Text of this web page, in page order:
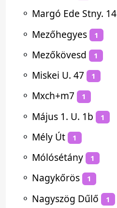
⚬ Margó Ede Stny. 14
⚬ Mezőhegyes 1
⚬ Mezőkövesd 1
⚬ Miskei U. 47 1
⚬ Mxch+m7 1
⚬ Május 1. U. 1b 1
⚬ Mély Út 1
⚬ Mólósétány 1
⚬ Nagykőrös 1
⚬ Nagyszög Dűlő 1